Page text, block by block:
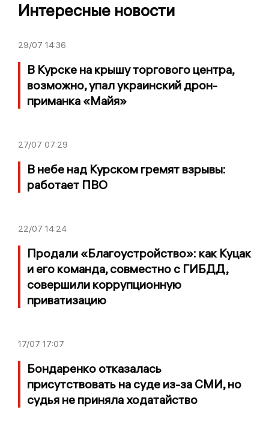
Интересные новости
29/07 14:36
В Курске на крышу торгового центра,
возможно, упал украинский дрон-
приманка «Майя»
27/07 07:29
В небе над Курском гремят взрывы:
работает ПВО
22/07 14:24
Продали «Благоустройство»: как Куцак
и его команда, совместно с ГИБДД,
совершили коррупционную
приватизацию
17/07 17:07
Бондаренко отказалась
присутствовать на суде из-за СМИ, но
судья не приняла ходатайство